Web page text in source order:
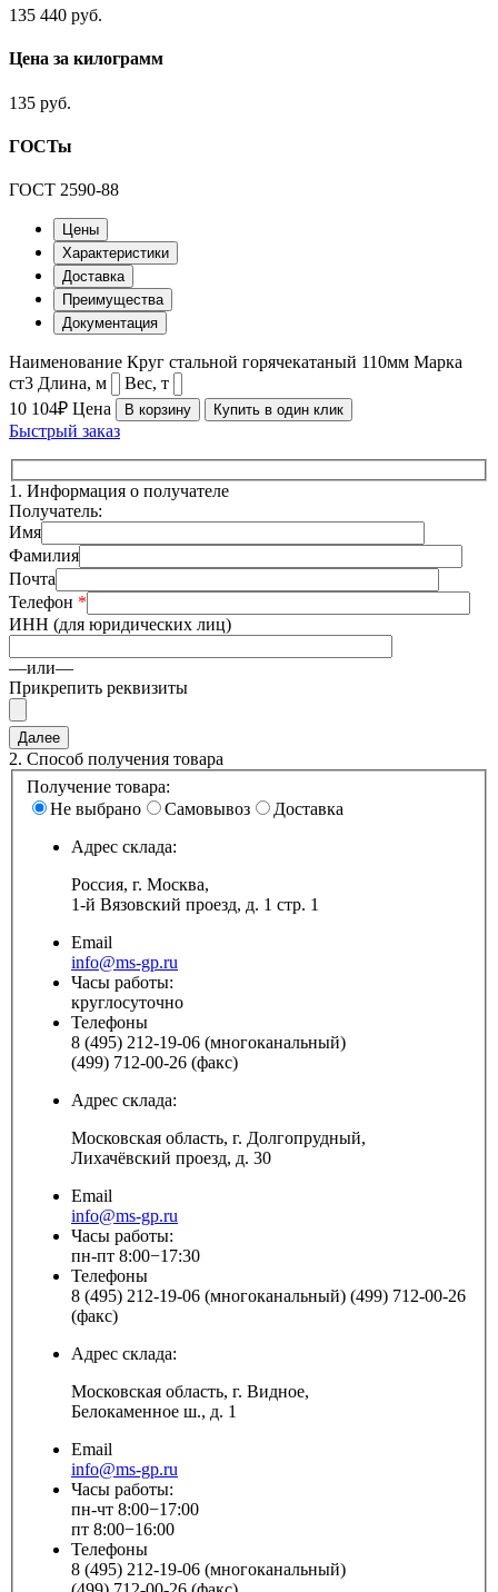
135 440 руб.
Цена за килограмм
135 руб.
ГОСТы
ГОСТ 2590-88
Цены
Характеристики
Доставка
Преимущества
Документация
Наименование Круг стальной горячекатаный 110мм Марка
ст3 Длина, м
Вес, т
10 104₽ Цена В корзину Купить в один клик
Быстрый заказ
1. Информация о получателе
Получатель:
Имя
Фамилия
Почта
Телефон *
ИНН (для юридических лиц)
—или—
Прикрепить реквизиты
2. Способ получения товара
Получение товара:
Не выбрано
Самовывоз
Доставка
Адрес склада:
Россия, г. Москва,
1-й Вязовский проезд, д. 1 стр. 1
Email
info@ms-gp.ru
Часы работы:
круглосуточно
Телефоны
8 (495) 212-19-06 (многоканальный)
(499) 712-00-26 (факс)
Адрес склада:
Московская область, г. Долгопрудный,
Лихачёвский проезд, д. 30
Email
info@ms-gp.ru
Часы работы:
пн-пт 8:00−17:30
Телефоны
8 (495) 212-19-06 (многоканальный) (499) 712-00-26
(факс)
Адрес склада:
Московская область, г. Видное,
Белокаменное ш., д. 1
Email
info@ms-gp.ru
Часы работы:
пн-чт 8:00−17:00
пт 8:00−16:00
Телефоны
8 (495) 212-19-06 (многоканальный)